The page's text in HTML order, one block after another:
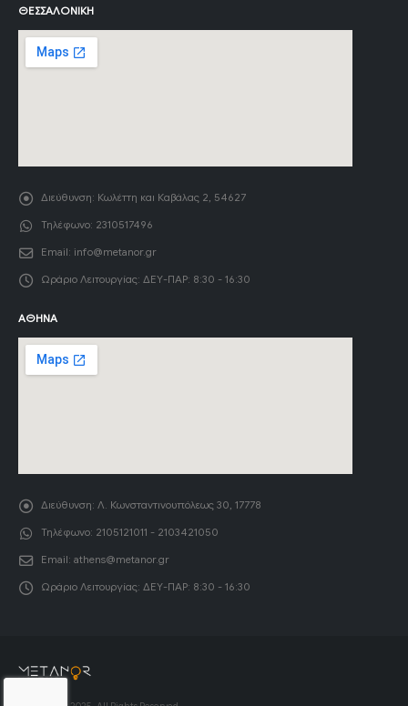
ΘΕΣΣΑΛΟΝΊΚΗ
Διεύθυνση: Κωλέττη και Καβάλας 2, 54627
Τηλέφωνο: 2310517496
Email: info@metanor.gr
Ωράριο Λειτουργίας: ΔΕΥ-ΠΑΡ: 8:30 - 16:30
ΑΘΉΝΑ
Διεύθυνση: Λ. Κωνσταντινουπόλεως 30, 17778
Τηλέφωνο: 2105121011 - 2103421050
Email: athens@metanor.gr
Ωράριο Λειτουργίας: ΔΕΥ-ΠΑΡ: 8:30 - 16:30